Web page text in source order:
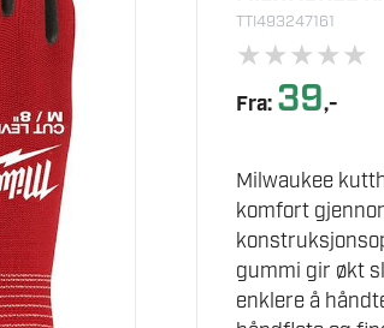
TTI493247161
★★★★★
Fra: 39,-
Milwaukee
komfort
gummi gir økt
enklere å